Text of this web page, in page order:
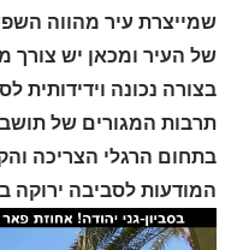
שמייצרת עיר מהווה
של העיר ומכאן יש צורך
בצורה נכונה וידידותית
תרבות המגורים של
בתחום הרגלי הצריכה
המודעות לסביבה ירוקה